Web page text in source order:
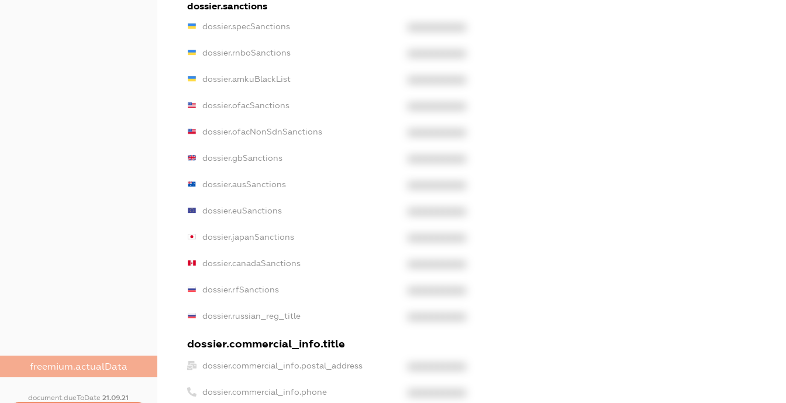
freemium.actualData
document.dueToDate21.09.21
dossier.sanctions
dossier.specSanctions
dossier.rnboSanctions
dossier.amkuBlackList
dossier.ofacSanctions
dossier.ofacNonSdnSanctions
dossier.gbSanctions
dossier.ausSanctions
dossier.euSanctions
dossier.japanSanctions
dossier.canadaSanctions
dossier.rfSanctions
dossier.russian_reg_title
dossier.commercial_info.title
dossier.commercial_info.postal_address
dossier.commercial_info.phone